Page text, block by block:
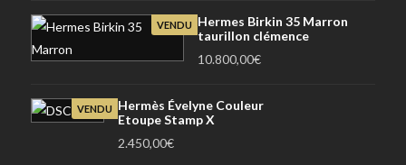
VENDU
Hermes Birkin 35 Marron
taurillon clémence
10.800,00€
VENDU
Hermès Évelyne Couleur
Etoupe Stamp X
2.450,00€